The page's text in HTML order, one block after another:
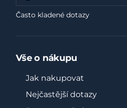
Často kladené dotazy
Vše o nákupu
Jak nakupovat
Nejčastější dotazy